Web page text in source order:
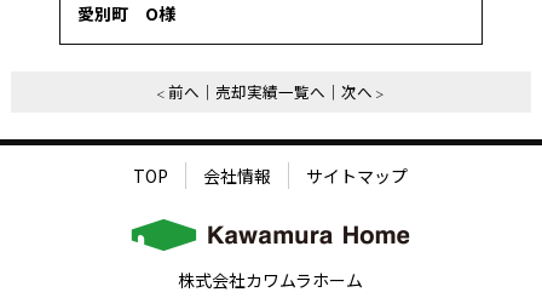
愛別町 O様
前へ 売却実績一覧へ 次へ
TOP 会社情報 サイトマップ
株式会社カワムラホーム